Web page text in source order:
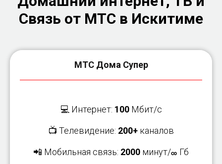
Связь от МТС в Искитиме
МТС Дома Супер
💻 Интернет: 100Мбит/с
📺 Телевидение: 200+ каналов
📲 Мобильная связь: 2000 минут/∞ Гб